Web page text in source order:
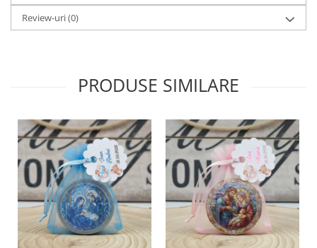
Review-uri(0)
PRODUSE SIMILARE